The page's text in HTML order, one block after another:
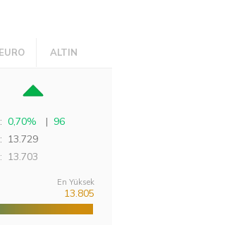
EURO ALTIN
: 0,70% | 96
: 13.729
: 13.703
En Yüksek
13.805